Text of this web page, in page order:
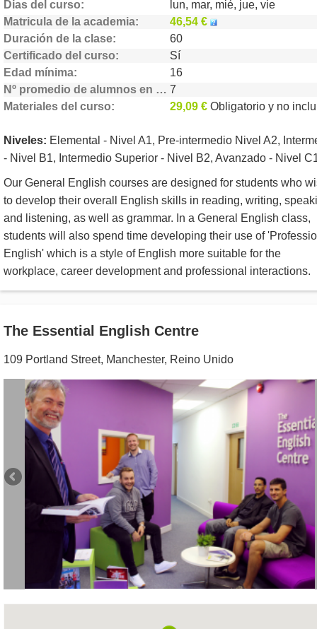
Dias del curso
lun, mar, mié, jue, vie
Matricula de la academia
46,54 €
Duración de la clase
60
Certificado del curso
Sí
Edad mínima
16
Nº promedio de alumnos en clase 7
Materiales del curso
29,09 € Obligatorio y no
Niveles: Elemental - Nivel A1, Pre-intermedio Nivel A2,
- Nivel B1, Intermedio Superior - Nivel B2, Avanzado - Nivel
Our General English courses are designed for students who
to develop their overall English skills in reading, writing,
and listening, as well as grammar. In a General English class,
students will also spend time developing their use of
English' which is a style of English more suitable for the
workplace, career development and professional interactions.
The Essential English Centre
109 Portland Street, Manchester, Reino Unido